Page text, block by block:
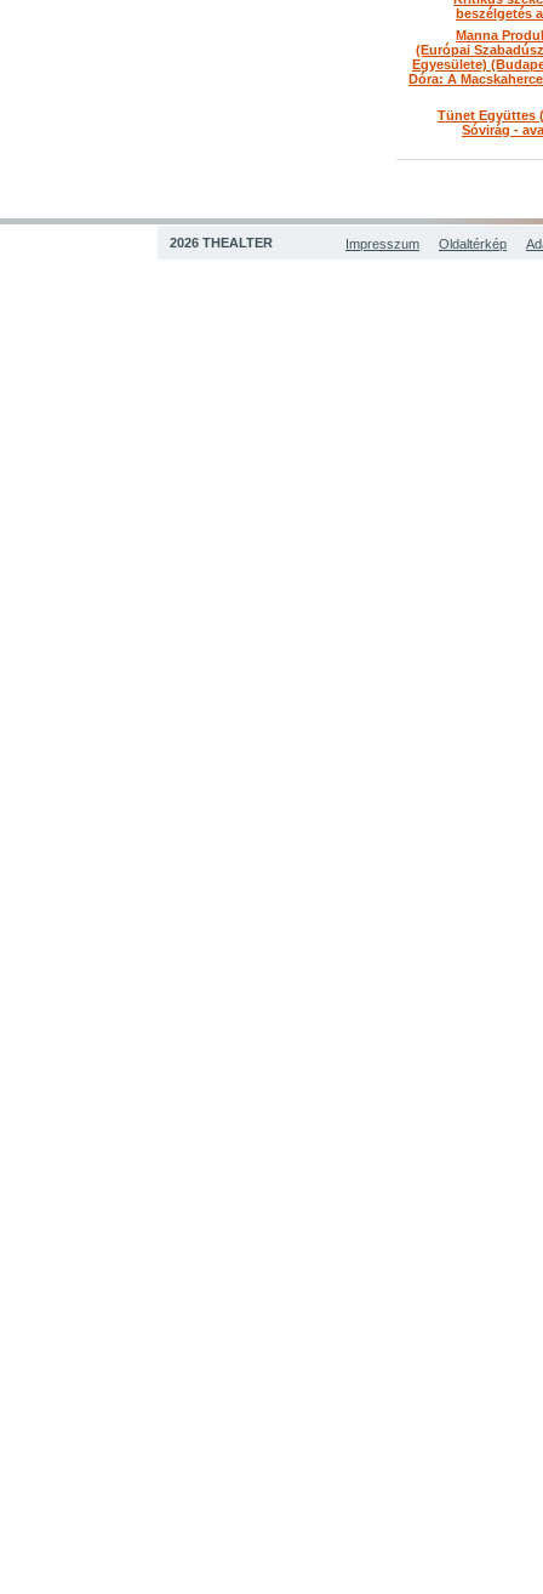
beszélgetés
Manna
(Európai
Egyesülete)
Dóra: A
Tünet Együttes
Sóvirág -
2026 THEALTER Impresszum Oldaltérkép